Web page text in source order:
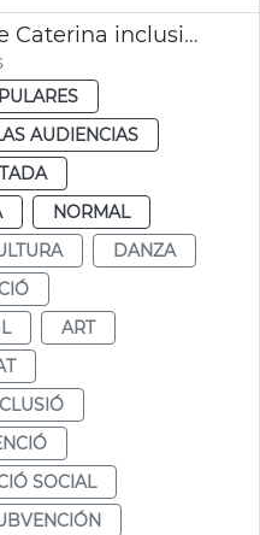
Subvención Amics de Caterina inclusión
AUDIENCIAS
NORMAL
DANZA
ART
SOCIAL